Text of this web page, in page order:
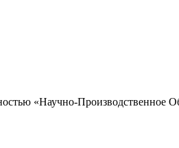
«Научно-Производственное